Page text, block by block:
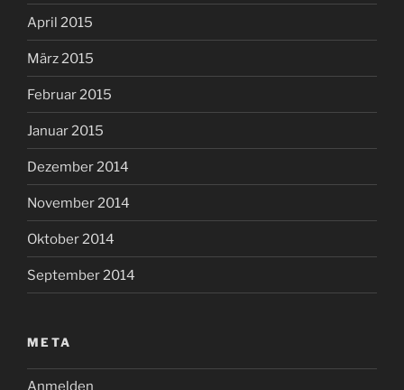
April 2015
März 2015
Februar 2015
Januar 2015
Dezember 2014
November 2014
Oktober 2014
September 2014
META
Anmelden